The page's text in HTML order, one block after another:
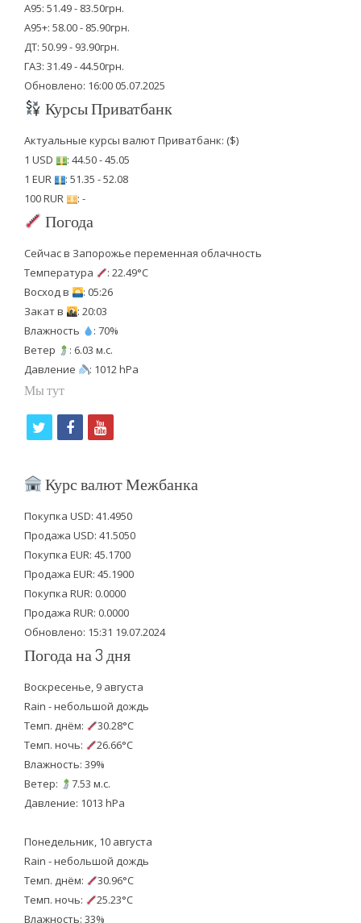
А95: 51.49 - 83.50грн.
А95+: 58.00 - 85.90грн.
ДТ: 50.99 - 93.90грн.
ГАЗ: 31.49 - 44.50грн.
Обновлено: 16:00 05.07.2025
Курсы Приватбанк
Актуальные курсы валют Приватбанк: ($)
1 USD
: 44.50 - 45.05
1 EUR
: 51.35 - 52.08
100 RUR
: -
Погода
Сейчас в Запорожье переменная облачность
Температура
: 22.49°C
Восход в
: 05:26
Закат в
: 20:03
Влажность
: 70%
Ветер
: 6.03 м.с.
Давление
: 1012 hPa
Мы тут
i
t
e
r
f
c
b
o
o
k
y
u
u
b
e
Курс валют Межбанка
Покупка USD: 41.4950
Продажа USD: 41.5050
Покупка EUR: 45.1700
Продажа EUR: 45.1900
Покупка RUR: 0.0000
Продажа RUR: 0.0000
Обновлено: 15:31 19.07.2024
Погода на 3 дня
Воскресенье, 9 августа
Rain - небольшой дождь
Темп. днём:
30.28°C
Темп. ночь:
26.66°C
Влажность: 39%
Ветер:
7.53 м.с.
Давление: 1013 hPa
Понедельник, 10 августа
Rain - небольшой дождь
Темп. днём:
30.96°C
Темп. ночь:
25.23°C
Влажность: 33%